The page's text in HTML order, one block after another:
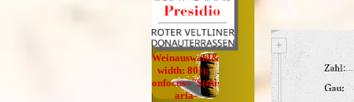
Weinauswahl&lt;/div&gt;',
width: 80});"
onfocus="$(this).trigger('mouseover');"
aria-
+